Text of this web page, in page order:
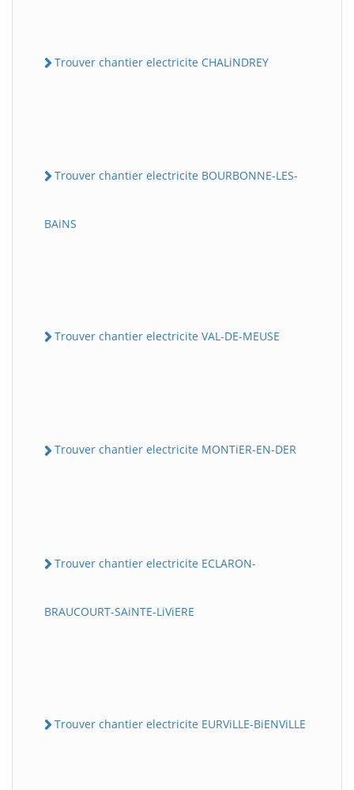
Trouver chantier electricite CHALiNDREY
Trouver chantier electricite BOURBONNE-LES-
BAiNS
Trouver chantier electricite VAL-DE-MEUSE
Trouver chantier electricite MONTiER-EN-DER
Trouver chantier electricite ECLARON-
BRAUCOURT-SAiNTE-LiViERE
Trouver chantier electricite EURViLLE-BiENViLLE